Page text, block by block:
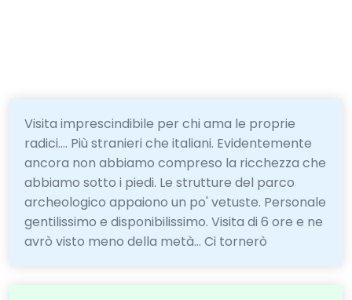
Visita imprescindibile per chi ama le proprie
radici.... Più stranieri che italiani. Evidentemente
ancora non abbiamo compreso la ricchezza che
abbiamo sotto i piedi. Le strutture del parco
archeologico appaiono un po' vetuste. Personale
gentilissimo e disponibilissimo. Visita di 6 ore e ne
avrò visto meno della metà... Ci tornerò